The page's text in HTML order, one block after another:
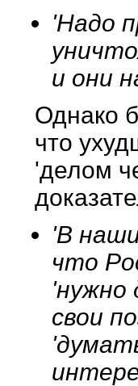
'Надо
и они
Однако
что
'делом
'В
что
'нужно
свои